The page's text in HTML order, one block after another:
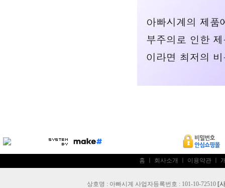
홈 회사소개 이용약관
상호명 : 아빠시계 사업자등록번호 : 101-10-72510 [